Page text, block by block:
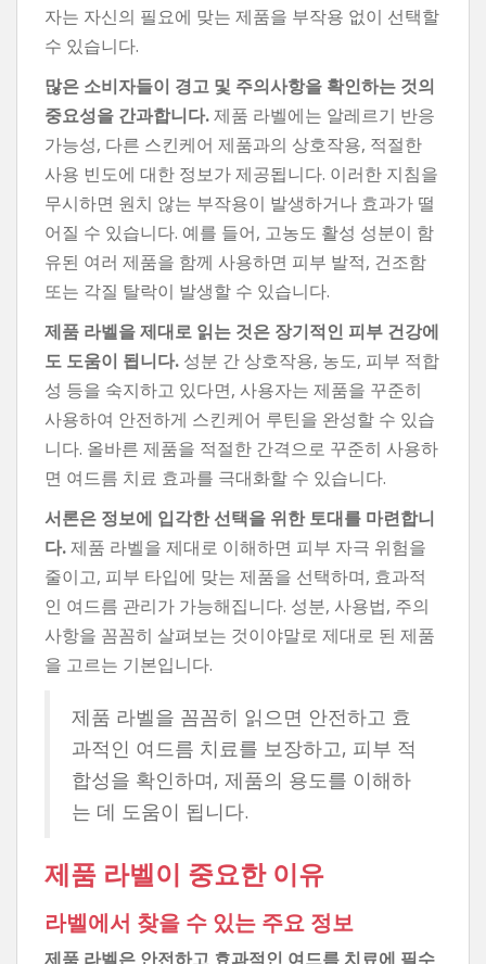
자는 자신의 필요에 맞는 제품을 부작용 없이 선택할
수 있습니다.
많은 소비자들이 경고 및 주의사항을 확인하는 것의
중요성을 간과합니다.제품 라벨에는 알레르기 반응
가능성, 다른 스킨케어 제품과의 상호작용, 적절한
사용 빈도에 대한 정보가 제공됩니다. 이러한 지침을
무시하면 원치 않는 부작용이 발생하거나 효과가 떨
어질 수 있습니다. 예를 들어, 고농도 활성 성분이 함
유된 여러 제품을 함께 사용하면 피부 발적, 건조함
또는 각질 탈락이 발생할 수 있습니다.
제품 라벨을 제대로 읽는 것은 장기적인 피부 건강에
도 도움이 됩니다. 성분 간 상호작용, 농도, 피부 적합
성 등을 숙지하고 있다면, 사용자는 제품을 꾸준히
사용하여 안전하게 스킨케어 루틴을 완성할 수 있습
니다. 올바른 제품을 적절한 간격으로 꾸준히 사용하
면 여드름 치료 효과를 극대화할 수 있습니다.
서론은 정보에 입각한 선택을 위한 토대를 마련합니
다.제품 라벨을 제대로 이해하면 피부 자극 위험을
줄이고, 피부 타입에 맞는 제품을 선택하며, 효과적
인 여드름 관리가 가능해집니다. 성분, 사용법, 주의
사항을 꼼꼼히 살펴보는 것이야말로 제대로 된 제품
을 고르는 기본입니다.
제품 라벨을 꼼꼼히 읽으면 안전하고 효
과적인 여드름 치료를 보장하고, 피부 적
합성을 확인하며, 제품의 용도를 이해하
는 데 도움이 됩니다.
제품 라벨이 중요한 이유
라벨에서 찾을 수 있는 주요 정보
제품 라벨은 안전하고 효과적인 여드름 치료에 필수